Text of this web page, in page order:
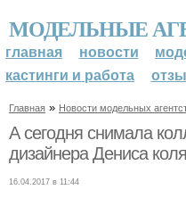
МОДЕЛЬНЫЕ
главная новости
кастинги и работа
Главная » Новости модельных
А сегодня снимала
дизайнера Дениса
16.04.2017 в 11:44